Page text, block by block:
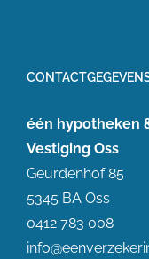
één hypotheken
Vestiging Oss
Geurdenhof 85
5345 BA Oss
0412 783 008